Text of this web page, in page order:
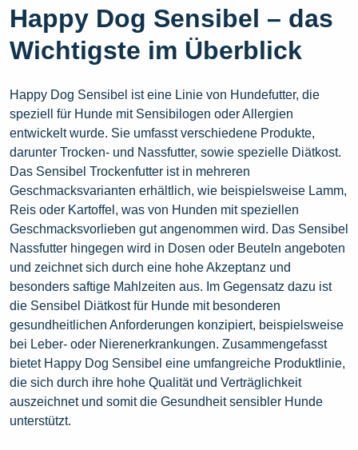
Happy Dog Sensibel – das
Wichtigste im Überblick
Happy Dog Sensibel ist eine Linie von Hundefutter, die
speziell für Hunde mit Sensibilogen oder Allergien
entwickelt wurde. Sie umfasst verschiedene Produkte,
darunter Trocken- und Nassfutter, sowie spezielle Diätkost.
Das Sensibel Trockenfutter ist in mehreren
Geschmacksvarianten erhältlich, wie beispielsweise Lamm,
Reis oder Kartoffel, was von Hunden mit speziellen
Geschmacksvorlieben gut angenommen wird. Das Sensibel
Nassfutter hingegen wird in Dosen oder Beuteln angeboten
und zeichnet sich durch eine hohe Akzeptanz und
besonders saftige Mahlzeiten aus. Im Gegensatz dazu ist
die Sensibel Diätkost für Hunde mit besonderen
gesundheitlichen Anforderungen konzipiert, beispielsweise
bei Leber- oder Nierenerkrankungen. Zusammengefasst
bietet Happy Dog Sensibel eine umfangreiche Produktlinie,
die sich durch ihre hohe Qualität und Verträglichkeit
auszeichnet und somit die Gesundheit sensibler Hunde
unterstützt.